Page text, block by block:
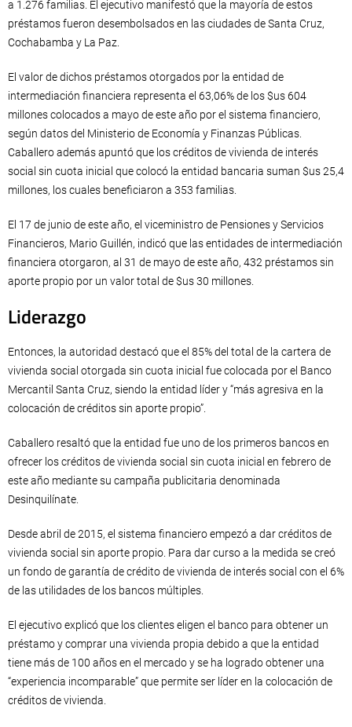
a 1.276 familias. El ejecutivo manifestó que la mayoría de estos
préstamos fueron desembolsados en las ciudades de Santa Cruz,
Cochabamba y La Paz.
El valor de dichos préstamos otorgados por la entidad de
intermediación financiera representa el 63,06% de los $us 604
millones colocados a mayo de este año por el sistema financiero,
según datos del Ministerio de Economía y Finanzas Públicas.
Caballero además apuntó que los créditos de vivienda de interés
social sin cuota inicial que colocó la entidad bancaria suman $us 25,4
millones, los cuales beneficiaron a 353 familias.
El 17 de junio de este año, el viceministro de Pensiones y Servicios
Financieros, Mario Guillén, indicó que las entidades de intermediación
financiera otorgaron, al 31 de mayo de este año, 432 préstamos sin
aporte propio por un valor total de $us 30 millones.
Liderazgo
Entonces, la autoridad destacó que el 85% del total de la cartera de
vivienda social otorgada sin cuota inicial fue colocada por el Banco
Mercantil Santa Cruz, siendo la entidad líder y “más agresiva en la
colocación de créditos sin aporte propio”.
Caballero resaltó que la entidad fue uno de los primeros bancos en
ofrecer los créditos de vivienda social sin cuota inicial en febrero de
este año mediante su campaña publicitaria denominada
Desinquilínate.
Desde abril de 2015, el sistema financiero empezó a dar créditos de
vivienda social sin aporte propio. Para dar curso a la medida se creó
un fondo de garantía de crédito de vivienda de interés social con el 6%
de las utilidades de los bancos múltiples.
El ejecutivo explicó que los clientes eligen el banco para obtener un
préstamo y comprar una vivienda propia debido a que la entidad
tiene más de 100 años en el mercado y se ha logrado obtener una
“experiencia incomparable” que permite ser líder en la colocación de
créditos de vivienda.